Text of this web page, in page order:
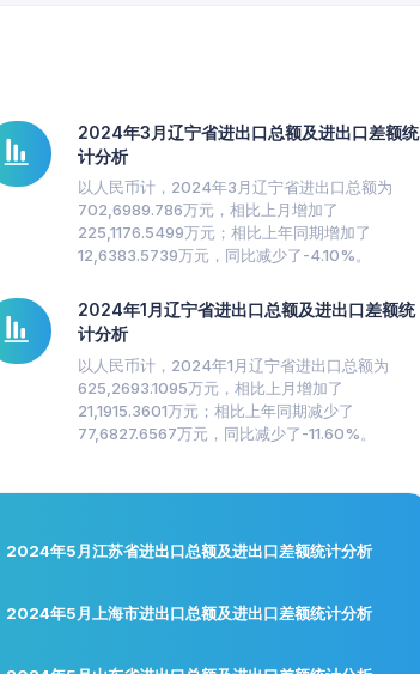
2024年3月辽宁省进出口总额及进出口差额统
计分析
以人民币计，2024年3月辽宁省进出口总额为
702,6989.786万元，相比上月增加了
225,1176.5499万元；相比上年同期增加了
12,6383.5739万元，同比减少了-4.10%。
2024年1月辽宁省进出口总额及进出口差额统
计分析
以人民币计，2024年1月辽宁省进出口总额为
625,2693.1095万元，相比上月增加了
21,1915.3601万元；相比上年同期减少了
77,6827.6567万元，同比减少了-11.60%。
2024年5月江苏省进出口总额及进出口差额统计分析
2024年5月上海市进出口总额及进出口差额统计分析